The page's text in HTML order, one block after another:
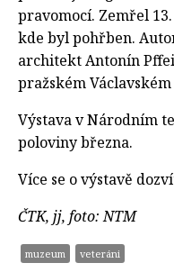
pravomocí. Zemřel
kde byl pohřben.
architekt Antonín
pražském
Výstava v Národním
poloviny března.
Více se o výstavě
ČTK, jj, foto: NTM
muzeum veteráni